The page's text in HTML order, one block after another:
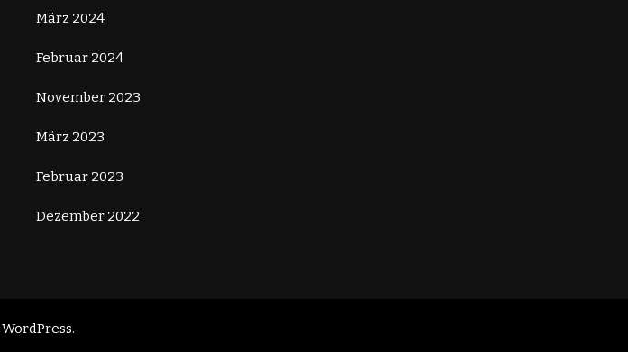
März 2024
Februar 2024
November 2023
März 2023
Februar 2023
Dezember 2022
WordPress.